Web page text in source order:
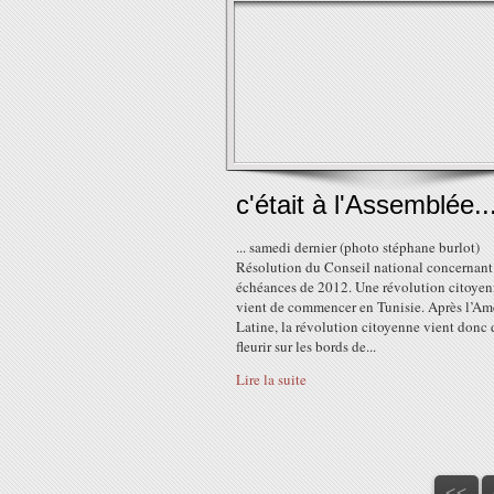
c'était à l'Assemblée...
... samedi dernier (photo stéphane burlot)
Résolution du Conseil national
échéances de 2012. Une révolution
vient de commencer en Tunisie. Après
Latine, la révolution citoyenne vient donc
fleurir sur les bords de...
Lire la suite